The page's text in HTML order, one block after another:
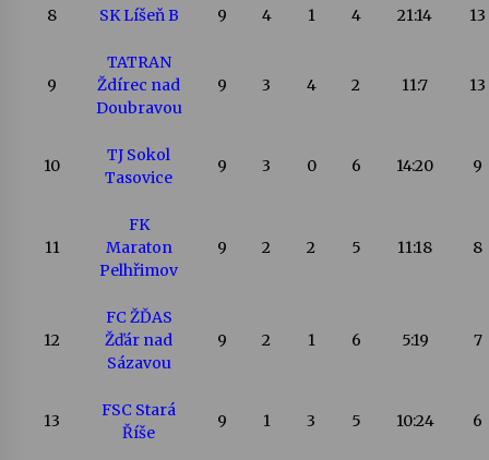
8 SK Líšeň B 9 4 1 4 21:14 13
9
TATRAN
Ždírec nad
Doubravou
9 3 4 2 11:7 13
10
TJ Sokol
Tasovice
9 3 0 6 14:20 9
11
FK
Maraton
Pelhřimov
9 2 2 5 11:18 8
12
FC ŽĎAS
Žďár nad
Sázavou
9 2 1 6 5:19 7
13
FSC Stará
Říše
9 1 3 5 10:24 6